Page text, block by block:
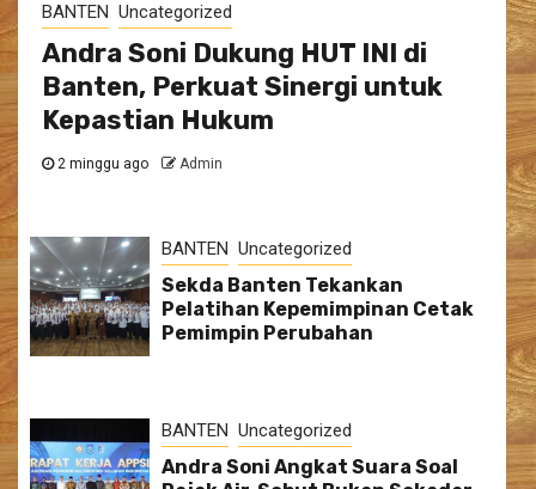
BANTEN Uncategorized
Andra Soni Dukung HUT INI di
Banten, Perkuat Sinergi untuk
Kepastian Hukum
2 minggu ago Admin
BANTEN Uncategorized
Sekda Banten Tekankan
Pelatihan Kepemimpinan Cetak
Pemimpin Perubahan
BANTEN Uncategorized
Andra Soni Angkat Suara Soal